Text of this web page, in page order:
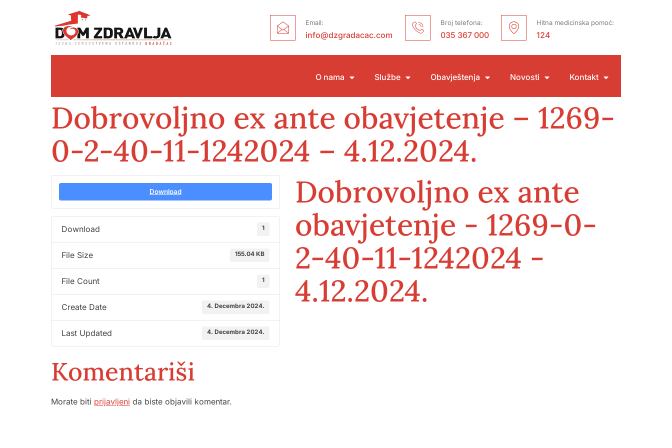
Email:
info@dzgradacac.com
Broj telefona:
035 367 000
Hitna medicinska pomoć:
124
O nama Službe Obavještenja Novosti Kontakt
Dobrovoljno ex ante obavjetenje – 1269-
0-2-40-11-1242024 – 4.12.2024.
Download
Download 1
File Size 155.04 KB
File Count 1
Create Date 4. Decembra 2024.
Last Updated 4. Decembra 2024.
Dobrovoljno ex ante
obavjetenje - 1269-0-
2-40-11-1242024 -
4.12.2024.
Komentariši
Morate biti prijavljeni da biste objavili komentar.